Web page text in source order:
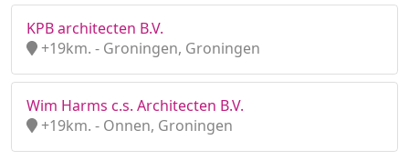
KPB architecten B.V.
+19km. - Groningen, Groningen
Wim Harms c.s. Architecten B.V.
+19km. - Onnen, Groningen